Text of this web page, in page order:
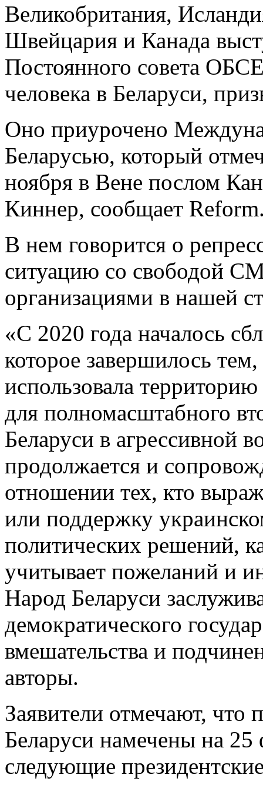
Великобритания,
Швейцария и Канада
Постоянного совета
человека в Беларуси,
Оно приурочено
Беларусью, который
ноября в Вене послом
Киннер, сообщает
В нем говорится о
ситуацию со свободой
организациями в нашей
«С 2020 года началось
которое завершилось
использовала
для полномасштабного
Беларуси в агрессивной
продолжается и
отношении тех, кто
или поддержку
политических решений,
учитывает пожеланий и
Народ Беларуси
демократического
вмешательства и
авторы.
Заявители отмечают, что
Беларуси намечены на 25
следующие